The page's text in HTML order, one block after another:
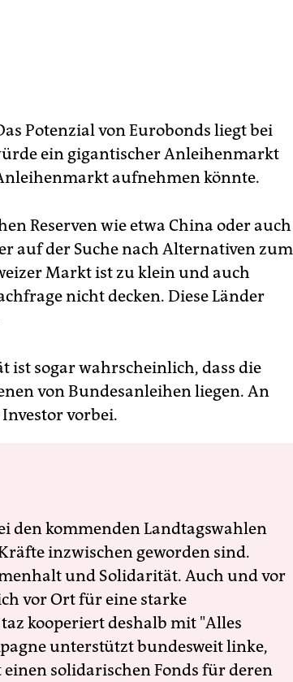
Potenzial von Eurobonds liegt bei
ein gigantischer Anleihenmarkt
aufnehmen könnte.
Reserven wie etwa China oder auch
auf der Suche nach Alternativen zum
Markt ist zu klein und auch
nicht decken. Diese Länder
ist sogar wahrscheinlich, dass die
von Bundesanleihen liegen. An
vorbei.
den kommenden Landtagswahlen
inzwischen geworden sind.
und Solidarität. Auch und vor
vor Ort für eine starke
kooperiert deshalb mit "Alles
unterstützt bundesweit linke,
solidarischen Fonds für deren